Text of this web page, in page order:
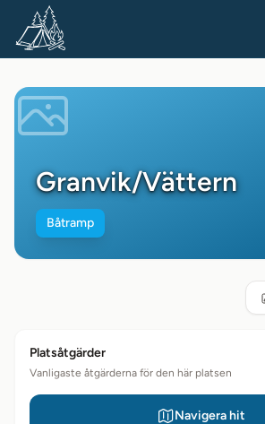
Granvik/Vättern
Båtramp
Platsåtgärder
Vanligaste åtgärderna för den här platsen
Navigera hit